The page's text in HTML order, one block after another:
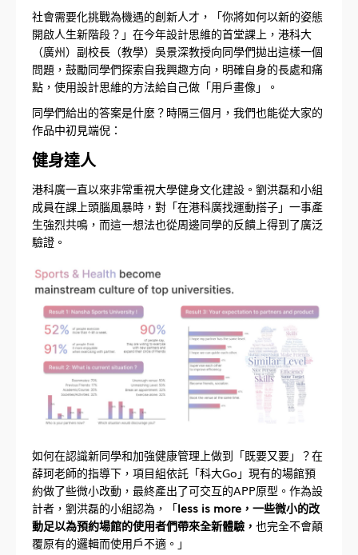
社會需要化挑戰為機遇的創新人才，「你將如何以新的姿態
開啟人生新階段？」在今年設計思維的首堂課上，港科大
（廣州）副校長（教學）吳景深教授向同學們拋出這樣一個
問題，鼓勵同學們探索自我興趣方向，明確自身的長處和痛
點，使用設計思維的方法給自己做「用戶畫像」。
同學們給出的答案是什麼？時隔三個月，我們也能從大家的
作品中初見端倪：
健身達人
港科廣一直以來非常重視大學健身文化建設。劉洪磊和小組
成員在課上頭腦風暴時，對「在港科廣找運動搭子」一事產
生強烈共鳴，而這一想法也從周邊同學的反饋上得到了廣泛
驗證。
如何在認識新同學和加強健康管理上做到「既要又要」？在
薛珂老師的指導下，項目組依託「科大Go」現有的場館預
約做了些微小改動，最終產出了可交互的APP原型。作為設
計者，劉洪磊的小組認為，「less is more，一些微小的改
動足以為預約場館的使用者們帶來全新體驗， 也完全不會顛
覆原有的邏輯而使用戶不適。」